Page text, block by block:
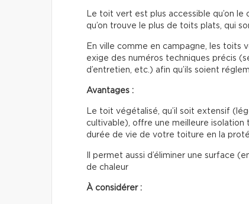
Le toit vert est plus accessible qu’on le
qu’on trouve le plus de toits plats, qui
En ville comme en campagne, les toits
exige des numéros techniques précis
d’entretien, etc.) afin qu’ils soient
Avantages :
Le toit végétalisé, qu’il soit extensif
cultivable), offre une meilleure
durée de vie de votre toiture en la
Il permet aussi d’éliminer une surface
de chaleur
À considérer :